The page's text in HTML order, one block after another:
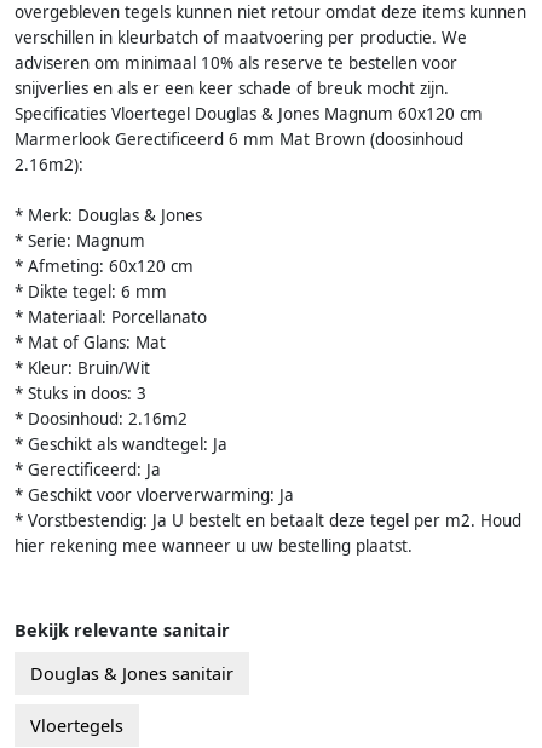
overgebleven tegels kunnen niet retour omdat deze items kunnen
verschillen in kleurbatch of maatvoering per productie. We
adviseren om minimaal 10% als reserve te bestellen voor
snijverlies en als er een keer schade of breuk mocht zijn.
Specificaties Vloertegel Douglas & Jones Magnum 60x120 cm
Marmerlook Gerectificeerd 6 mm Mat Brown (doosinhoud
2.16m2):
* Merk: Douglas & Jones
* Serie: Magnum
* Afmeting: 60x120 cm
* Dikte tegel: 6 mm
* Materiaal: Porcellanato
* Mat of Glans: Mat
* Kleur: Bruin/Wit
* Stuks in doos: 3
* Doosinhoud: 2.16m2
* Geschikt als wandtegel: Ja
* Gerectificeerd: Ja
* Geschikt voor vloerverwarming: Ja
* Vorstbestendig: Ja U bestelt en betaalt deze tegel per m2. Houd
hier rekening mee wanneer u uw bestelling plaatst.
Bekijk relevante sanitair
Douglas & Jones sanitair
Vloertegels